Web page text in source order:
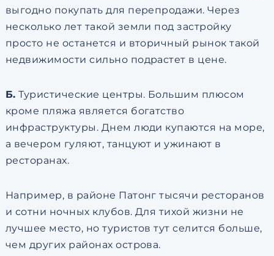
выгодно покупать для перепродажи. Через
несколько лет такой земли под застройку
просто не останется и вторичный рынок такой
недвижимости сильно подрастет в цене.
Б. Туристические центры. Большим плюсом
кроме пляжа является богатство
инфраструктуры. Днем люди купаются на море,
а вечером гуляют, танцуют и ужинают в
ресторанах.
Например, в районе Патонг тысячи ресторанов
и сотни ночных клубов. Для тихой жизни не
лучшее место, но туристов тут селится больше,
чем других районах острова.